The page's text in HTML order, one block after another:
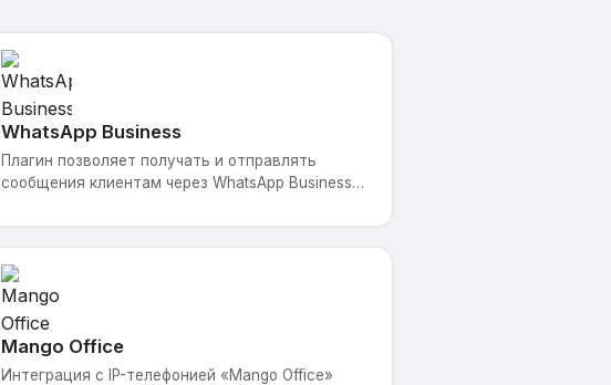
WhatsApp Business
Плагин позволяет получать и отправлять
сообщения клиентам через WhatsApp Business
Mango Office
Интеграция с IP-телефонией «Mango Office»